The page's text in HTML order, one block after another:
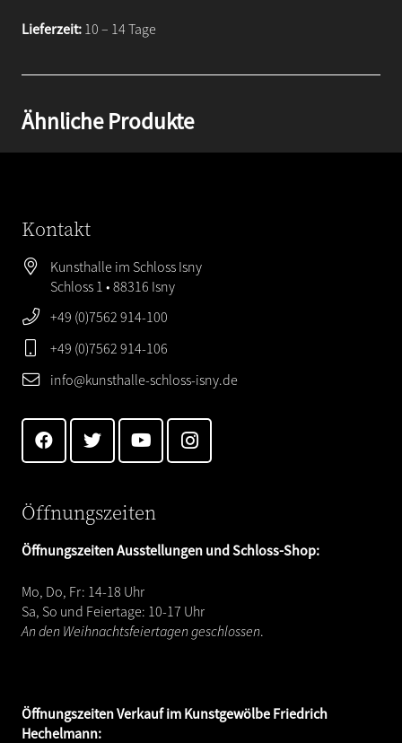
Lieferzeit: 10 – 14 Tage
Ähnliche Produkte
Kontakt
Kunsthalle im Schloss Isny
Schloss 1 • 88316 Isny
+49 (0)7562 914-100
+49 (0)7562 914-106
info@kunsthalle-schloss-isny.de
Öffnungszeiten
Öffnungszeiten Ausstellungen und Schloss-Shop:
Mo, Do, Fr: 14-18 Uhr
Sa, So und Feiertage: 10-17 Uhr
An den Weihnachtsfeiertagen geschlossen.
ÖffnungszeitenVerkauf im Kunstgewölbe Friedrich
Hechelmann: